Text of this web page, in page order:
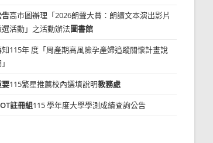
告高市圖辦理「2026朗聲大賞：朗讀文本演出影片
選活動」之活動辦法圖書館
知115年 度「周產期高風險孕產婦追蹤關懷計畫說
要115繁星推薦校內選填說明教務處
註冊組115 學年度大學學測成績查詢公告